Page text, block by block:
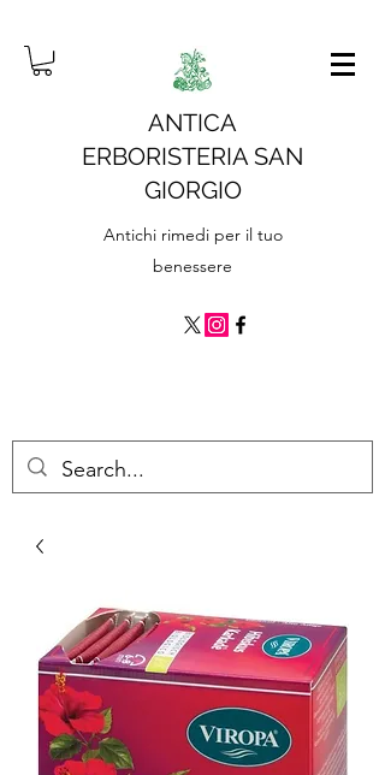
ANTICA
ERBORISTERIA SAN
GIORGIO
Antichi rimedi per il tuo
benessere